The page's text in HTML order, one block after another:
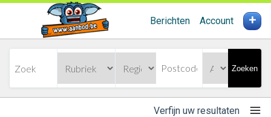
Berichten Account +
Zoeken
Verfijn uw resultaten